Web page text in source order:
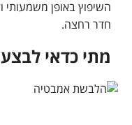
השיפוץ באופן משמעותי
חדר רחצה.
מתי כדאי